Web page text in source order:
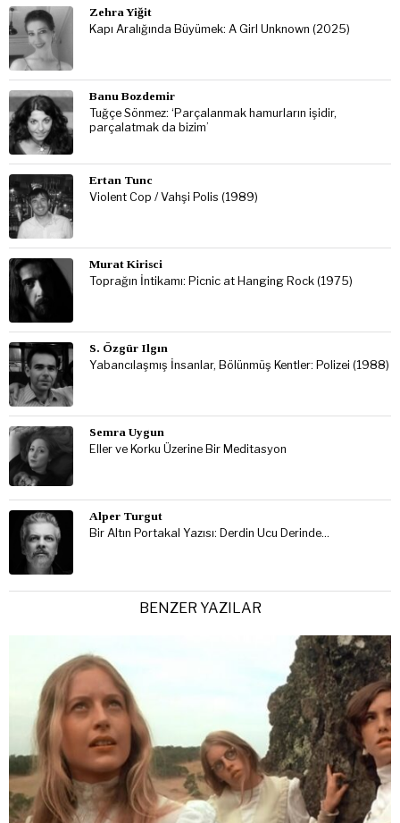
Zehra Yiğit
Kapı Aralığında Büyümek: A Girl Unknown (2025)
Banu Bozdemir
Tuğçe Sönmez: ‘Parçalanmak hamurların işidir,
parçalatmak da bizim’
Ertan Tunc
Violent Cop / Vahşi Polis (1989)
Murat Kirisci
Toprağın İntikamı: Picnic at Hanging Rock (1975)
S. Özgür Ilgın
Yabancılaşmış İnsanlar, Bölünmüş Kentler: Polizei (1988)
Semra Uygun
Eller ve Korku Üzerine Bir Meditasyon
Alper Turgut
Bir Altın Portakal Yazısı: Derdin Ucu Derinde…
BENZER YAZILAR